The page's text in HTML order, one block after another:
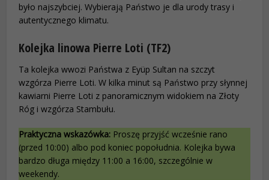
było najszybciej. Wybierają Państwo je dla urody trasy i
autentycznego klimatu.
Kolejka linowa Pierre Loti (TF2)
Ta kolejka wwozi Państwa z Eyüp Sultan na szczyt
wzgórza Pierre Loti. W kilka minut są Państwo przy słynnej
kawiarni Pierre Loti z panoramicznym widokiem na Złoty
Róg i wzgórza Stambułu.
Praktyczna wskazówka: Proszę przyjść wcześnie rano
(przed 10:00) albo pod koniec popołudnia. Kolejka bywa
bardzo długa między 11:00 a 16:00, szczególnie w
weekendy.